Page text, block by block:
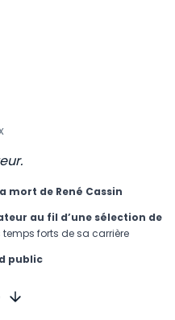
mort de René Cassin
au fil d’une sélection de
temps forts de sa carrière
public